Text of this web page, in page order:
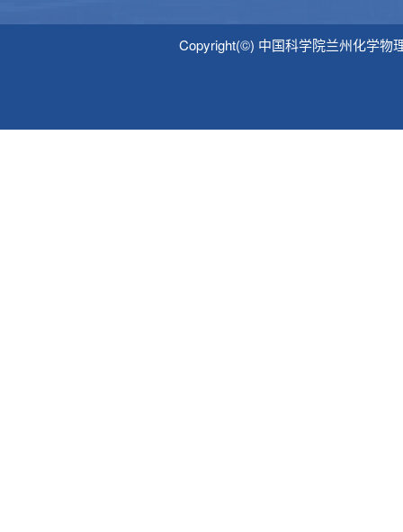
Copyright(©) 中国科学院兰州化学物